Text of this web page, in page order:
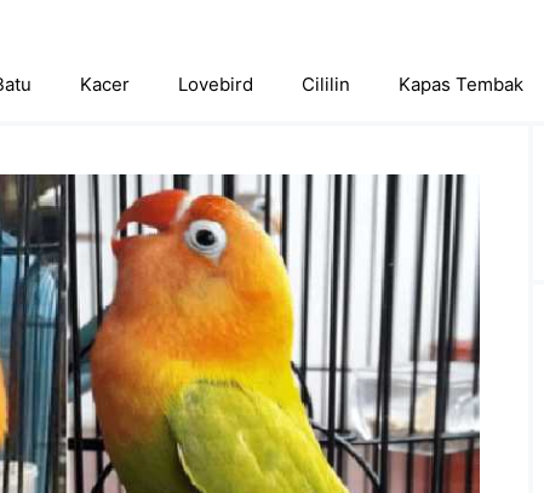
Kacer Lovebird Cililin Kapas Tembak